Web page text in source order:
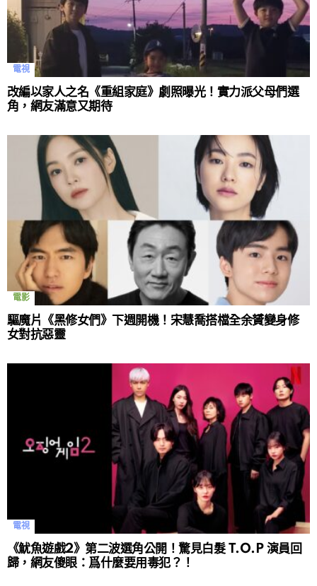
電視
改編以家人之名《重組家庭》劇照曝光！實力派父母們選
角，網友滿意又期待
電影
驅魔片《黑修女們》下週開機！宋慧喬搭檔全余贇變身修
女對抗惡靈
電視
《魷魚遊戲2》第二波選角公開！驚見白髮 T.O.P 演員回
歸，網友傻眼：爲什麼要用毒犯？！